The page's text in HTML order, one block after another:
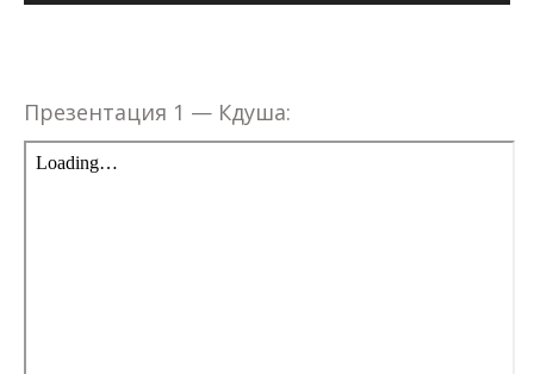
Презентация 1 — Кдуша: